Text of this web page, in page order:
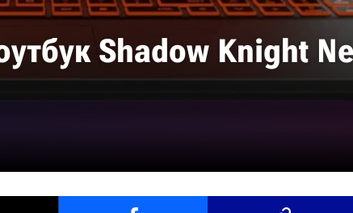
Shadow Knight